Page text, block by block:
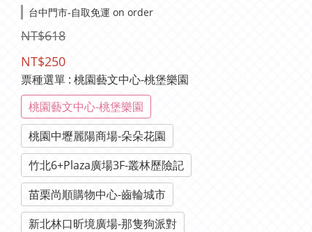
台中門市-自取免運 on order
NT$618
NT$250
票種選單 : 桃園藝文中心-桃堡樂園
桃園藝文中心-桃堡樂園
桃園中壢麗陽商場-朵朵花園
竹北6+Plaza廣場3F-叢林歷險記
苗栗尚順購物中心-齒輪城市
新北林口昕境廣場-那隻狗派對